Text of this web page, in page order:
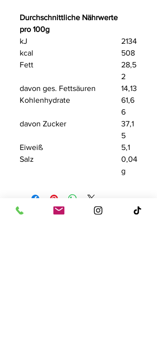
Durchschnittliche Nährwerte
pro 100g
kJ
2134
kcal
508
Fett
28,5
2
davon ges. Fettsäuren
14,13
Kohlenhydrate
61,6
6
davon Zucker
37,1
5
Eiweiß
5,1
Salz
0,04
g
Kontakt